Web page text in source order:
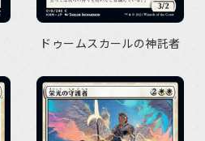
ドゥームスカールの神託者